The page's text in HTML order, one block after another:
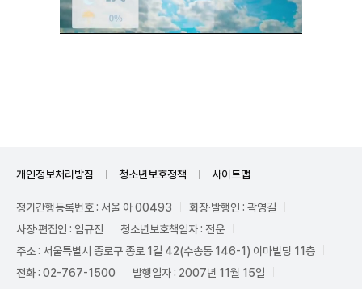
개인정보처리방침 청소년보호정책 사이트맵
정기간행등록번호 : 서울 아 00493
회장·발행인 : 곽영길
사장·편집인 : 임규진
청소년보호책임자 : 전운
주소 : 서울특별시 종로구 종로 1길 42(수송동 146-1) 이마빌딩 11층
전화 : 02-767-1500
발행일자 : 2007년 11월 15일